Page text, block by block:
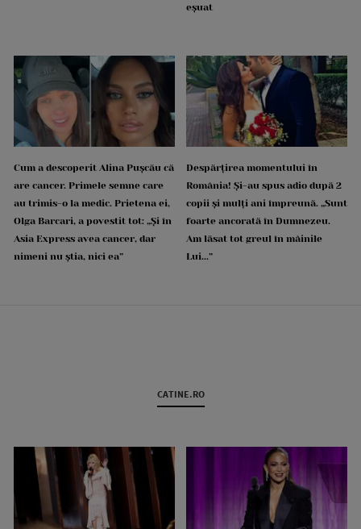
eșuat
Cum a descoperit Alina Pușcău că
are cancer. Primele semne care
au trimis-o la medic. Prietena ei,
Olga Barcari, a povestit tot: „Și în
Asia Express avea cancer, dar
nimeni nu știa, nici ea”
Despărțirea momentului în
România! Și-au spus adio după 2
copii și mulți ani împreună. „Sunt
foarte ancorată în Dumnezeu.
Am lăsat tot greul în mâinile
Lui...”
CATINE.RO